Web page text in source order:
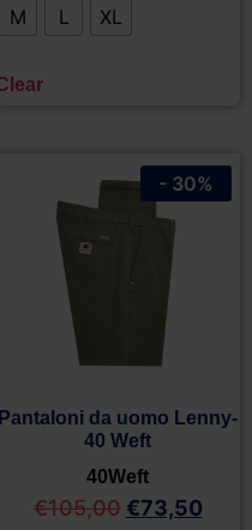
M L XL
Pantaloni da uomo Lenny-
40 Weft
40Weft
€105,00 €73,50
- 30%